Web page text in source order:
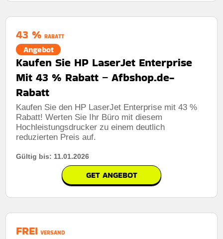
43 % RABATT
Angebot
Kaufen Sie HP LaserJet Enterprise
Mit 43 % Rabatt – Afbshop.de-
Rabatt
Kaufen Sie den HP LaserJet Enterprise mit 43 %
Rabatt! Werten Sie Ihr Büro mit diesem
Hochleistungsdrucker zu einem deutlich
reduzierten Preis auf.
Gültig bis: 11.01.2026
GET ANGEBOT
FREI VERSAND